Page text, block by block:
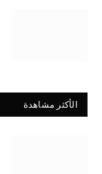
الأكثر مشاهدة